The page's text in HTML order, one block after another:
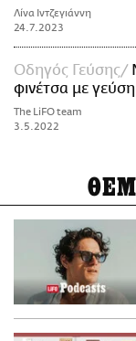
Λίνα Ιντζεγιάννη
24.7.2023
Οδηγός Γεύσης
φινέτσα με
The LiFO team
3.5.2022